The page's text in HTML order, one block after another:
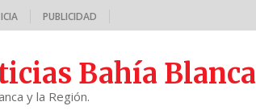
PUBLICIDAD
Bahía Blanca
y la Región.